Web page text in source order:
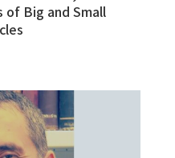
of Big and Small